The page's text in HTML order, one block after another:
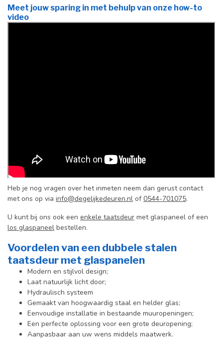
Meet jouw sparing in met behulp van onze how-to
video
Heb je nog vragen over het inmeten neem dan gerust contact
met ons op via info@degelijkedeuren.nl of0544-701075.
U kunt bij ons ook een enkele taatsdeur met glaspaneel of een
los glaspaneel bestellen.
Voordelen van een dubbele stalen
taatsdeur met glaspanelen
Modern en stijlvol design;
Laat natuurlijk licht door;
Hydraulisch systeem
Gemaakt van hoogwaardig staal en helder glas;
Eenvoudige installatie in bestaande muuropeningen;
Een perfecte oplossing voor een grote deuropening;
Aanpasbaar aan uw wens middels maatwerk.